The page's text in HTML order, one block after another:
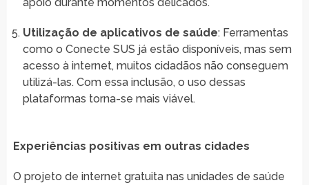
Utilização de aplicativos de saúde: Ferramentas
como o Conecte SUS já estão disponíveis, mas sem
acesso à internet, muitos cidadãos não conseguem
utilizá-las. Com essa inclusão, o uso dessas
plataformas torna-se mais viável.
Experiências positivas em outras cidades
O projeto de internet gratuita nas unidades de saúde